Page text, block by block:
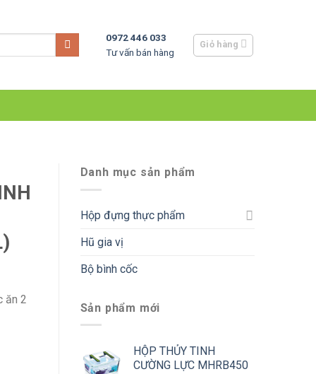
0972 446 033
Tư vấn bán hàng
Giỏ hàng
Danh mục sản phẩm
Hộp đựng thực phẩm
Hũ gia vị
Bộ bình cốc
Sản phẩm mới
HỘP THỦY TINH
CƯỜNG LỰC MHRB450
ăn 2